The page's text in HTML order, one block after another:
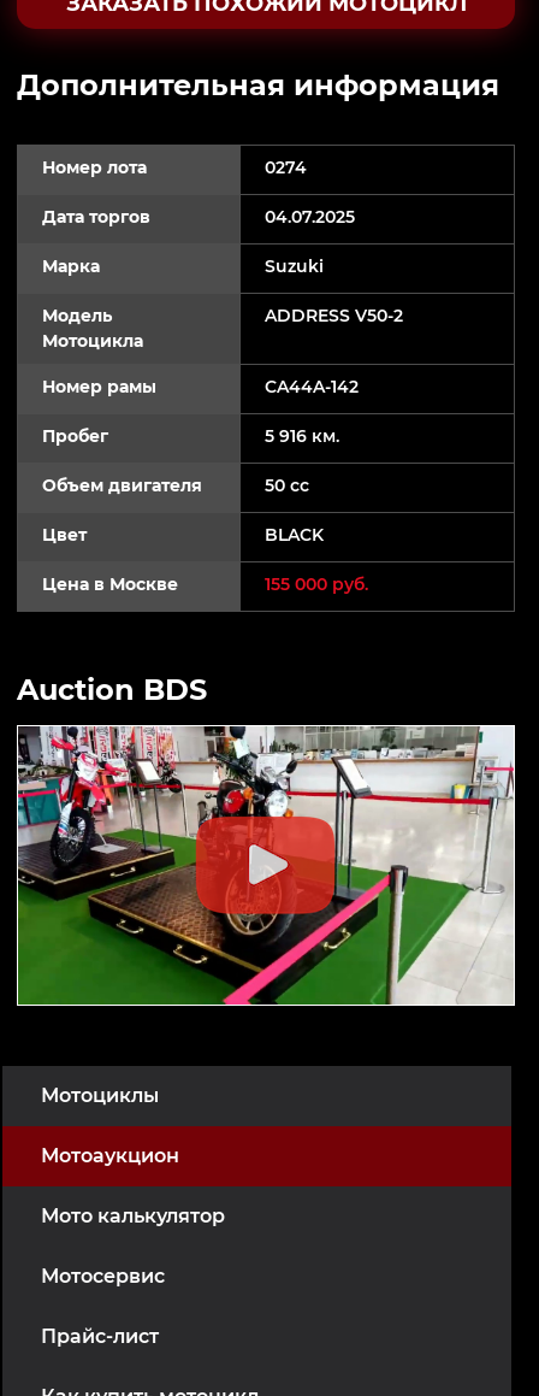
Мотоциклы
Мотоаукцион
Мото калькулятор
Мотосервис
Прайс-лист
Дополнительная информация
Номер лота 0274
Дата торгов 04.07.2025
Марка Suzuki
Модель
Мотоцикла
ADDRESS V50-2
Номер рамы CA44A-142
Пробег 5 916 км.
Объем двигателя 50 cc
Цвет BLACK
Цена в Москве 155 000 руб.
Auction BDS